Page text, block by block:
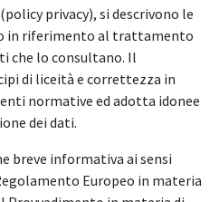
privacy), si descrivono le
in riferimento al trattamento
che lo consultano. Il
di liceità e correttezza in
normative ed adotta idonee
dei dati.
breve informativa ai sensi
Europeo in materia